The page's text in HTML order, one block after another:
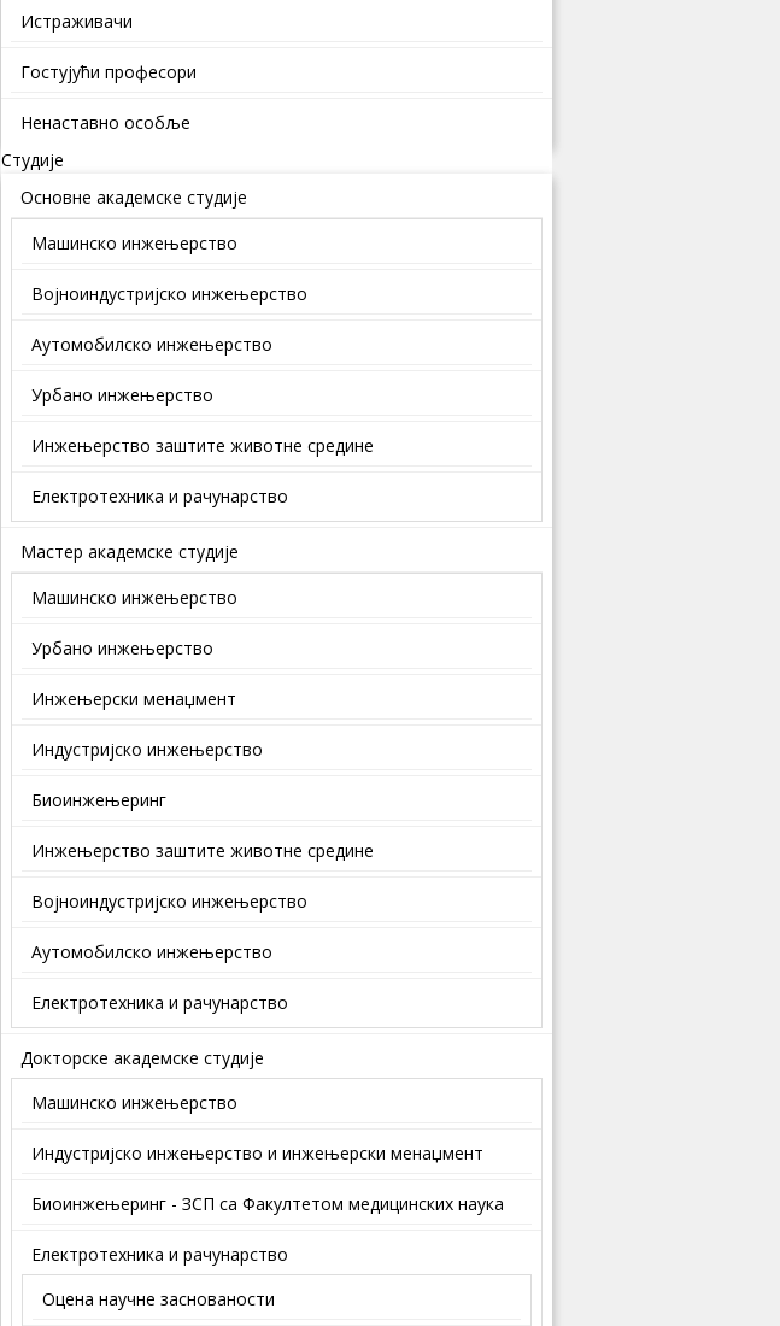
Истраживачи
Гостујући професори
Ненаставно особље
Студије
Основне академске студије
Машинско инжењерство
Војноиндустријско инжењерство
Аутомобилско инжењерство
Урбано инжењерство
Инжењерство заштите животне средине
Електротехника и рачунарство
Мастер академске студије
Машинско инжењерство
Урбано инжењерство
Инжењерски менаџмент
Индустријско инжењерство
Биоинжењеринг
Инжењерство заштите животне средине
Војноиндустријско инжењерство
Аутомобилско инжењерство
Електротехника и рачунарство
Докторске академске студије
Mашинско инжењерство
Индустријско инжењерство и инжењерски менаџмент
Биоинжењеринг - ЗСП са Факултетом медицинских наука
Електротехника и рачунарство
Оцена научне заснованости